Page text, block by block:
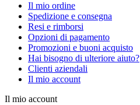
Il mio ordine
Spedizione e consegna
Resi e rimborsi
Opzioni di pagamento
Promozioni e buoni acquisto
Hai bisogno di ulteriore aiuto?
Clienti aziendali
Il mio account
Il mio account